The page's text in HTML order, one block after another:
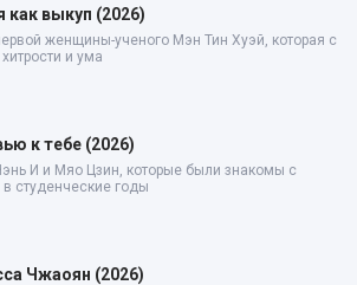
как выкуп (2026)
женщины-ученого Мэн Тин Хуэй, которая с
и ума
к тебе (2026)
И и Мяо Цзин, которые были знакомы с
в студенческие годы
Чжаоян (2026)